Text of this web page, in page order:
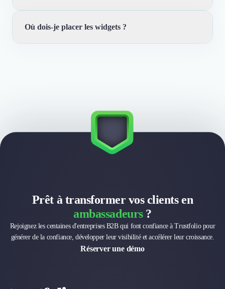
Oui. Les widgets sont personnalisables pour rester
Où dois-je placer les widgets ?
Prêt à transformer vos clients en
ambassadeurs?
Rejoignez les centaines d'entreprises B2B qui font confiance à Trustfolio pour
générer de la confiance, développer leur visibilité et accélérer leur croissance.
Réserver une démo